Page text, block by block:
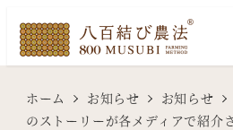
メ
イ
ン
ホーム お知らせ お知らせ
のストーリーが各メディアで紹介